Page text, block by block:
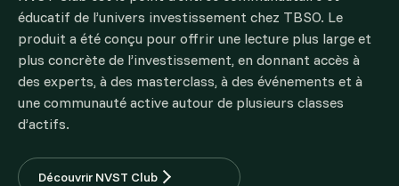
éducatif de l’univers investissement chez TBSO. Le
produit a été conçu pour offrir une lecture plus large et
plus concrète de l’investissement, en donnant accès à
des experts, à des masterclass, à des événements et à
une communauté active autour de plusieurs classes
d’actifs.
Découvrir NVST Club